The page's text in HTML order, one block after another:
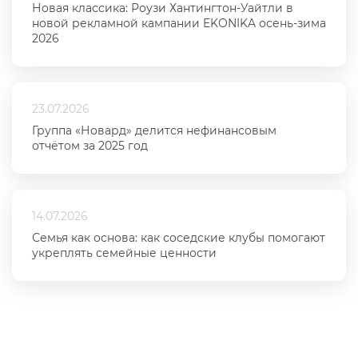
Новая классика: Роузи Хантингтон-Уайтли в
новой рекламной кампании EKONIKA осень-зима
2026
23.07.2026
Группа «Новард» делится нефинансовым
отчётом за 2025 год
14.07.2026
Семья как основа: как соседские клубы помогают
укреплять семейные ценности